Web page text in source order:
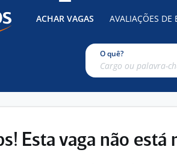
ACHAR VAGAS AVALIAÇÕES DE
O quê?
Esta vaga não